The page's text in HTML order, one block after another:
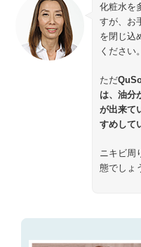
化粧水を
すが、お
を閉じ込
ください。
ただ
は、油分
が出来て
すめして
ニキビ周
態でしょ